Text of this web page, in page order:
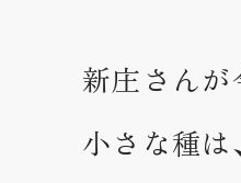
新庄さん
小さな種